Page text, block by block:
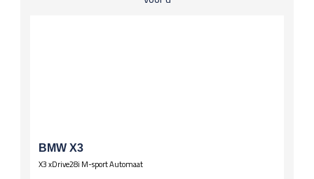
Wielen
Lichtmetalen velgen 18 inch
BMW X3
X3 xDrive28i M-sport Automaat